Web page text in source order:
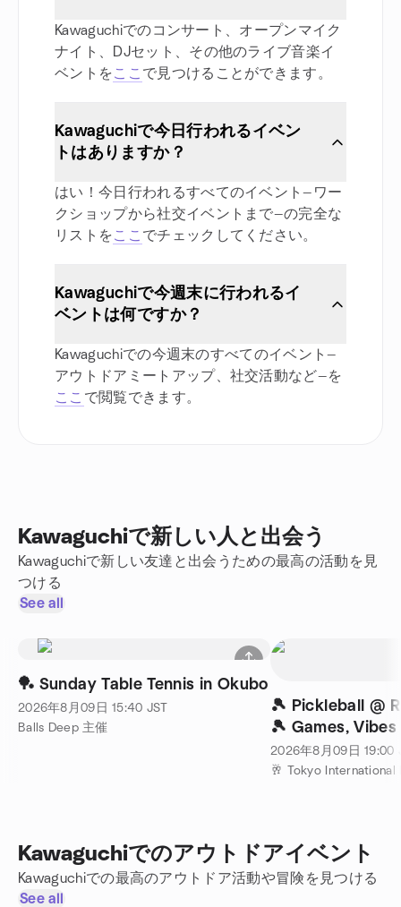
Kawaguchiでのコンサート、オープンマイク
ナイト、DJセット、その他のライブ音楽イ
ベントをここ で見つけることができます。
Kawaguchiで今日行われるイベン
トはありますか？
はい！今日行われるすべてのイベント—ワー
クショップから社交イベントまで—の完全な
リストをここ でチェックしてください。
Kawaguchiで今週末に行われるイ
ベントは何ですか？
Kawaguchiでの今週末のすべてのイベント—
アウトドアミートアップ、社交活動など—を
ここ で閲覧できます。
Kawaguchiで新しい人と出会う
Kawaguchiで新しい友達と出会うための最高の活動を見
つける
See all
🏓 Sunday Table Tennis in Okubo
2026年8月09日 15:40 JST
Balls Deep 主催
🎾 Pickleball @
🎾 Games,
Connections 🎾
2026年8月09日 19:00
🥂 Tokyo International
Kawaguchiでのアウトドアイベント
Kawaguchiでの最高のアウトドア活動や冒険を見つける
See all